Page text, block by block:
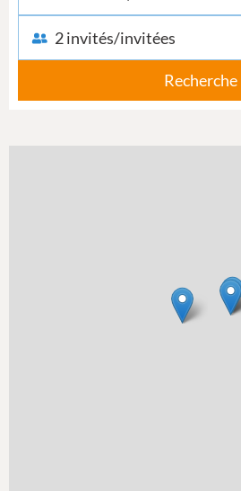
2 invités/invitées
Recherche